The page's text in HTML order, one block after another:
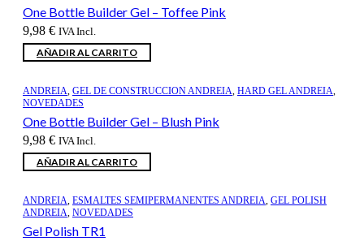
One Bottle Builder Gel – Toffee Pink
9,98 € IVA Incl.
AÑADIR AL CARRITO
ANDREIA, GEL DE CONSTRUCCION ANDREIA, HARD GEL ANDREIA,
NOVEDADES
One Bottle Builder Gel – Blush Pink
9,98 € IVA Incl.
AÑADIR AL CARRITO
ANDREIA, ESMALTES SEMIPERMANENTES ANDREIA, GEL POLISH
ANDREIA, NOVEDADES
Gel Polish TR1